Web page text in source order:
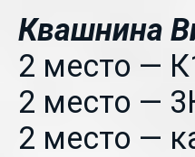
Квашнина
2 место —
2 место —
2 место —